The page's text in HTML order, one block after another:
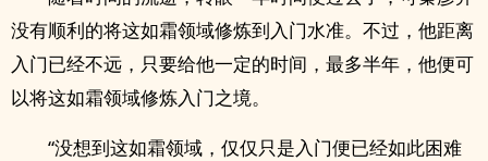
没有顺利的将这如霜领域修炼到入门水准。不过，他距离
入门已经不远，只要给他一定的时间，最多半年，他便可
以将这如霜领域修炼入门之境。
“没想到这如霜领域，仅仅只是入门便已经如此困难